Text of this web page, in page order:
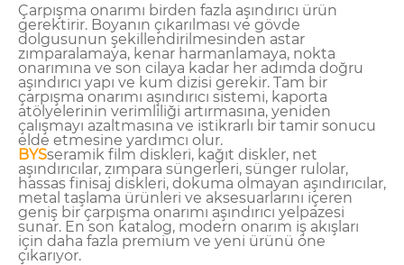
Çarpışma onarımı birden fazla aşındırıcı ürün
gerektirir. Boyanın çıkarılması ve gövde
dolgusunun şekillendirilmesinden astar
zımparalamaya, kenar harmanlamaya, nokta
onarımına ve son cilaya kadar her adımda doğru
aşındırıcı yapı ve kum dizisi gerekir. Tam bir
çarpışma onarımı aşındırıcı sistemi, kaporta
atölyelerinin verimliliği artırmasına, yeniden
çalışmayı azaltmasına ve istikrarlı bir tamir sonucu
elde etmesine yardımcı olur.
BYSseramik film diskleri, kağıt diskler, net
aşındırıcılar, zımpara süngerleri, sünger rulolar,
hassas finisaj diskleri, dokuma olmayan aşındırıcılar,
metal taşlama ürünleri ve aksesuarlarını içeren
geniş bir çarpışma onarımı aşındırıcı yelpazesi
sunar. En son katalog, modern onarım iş akışları
için daha fazla premium ve yeni ürünü öne
çıkarıyor.